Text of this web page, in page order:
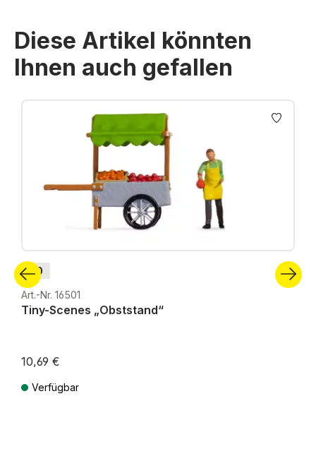
Diese Artikel könnten
Ihnen auch gefallen
Produktgalerie überspringen
H0
Art.-Nr. 16501
Tiny-Scenes „Obststand“
10,69 €
Verfügbar